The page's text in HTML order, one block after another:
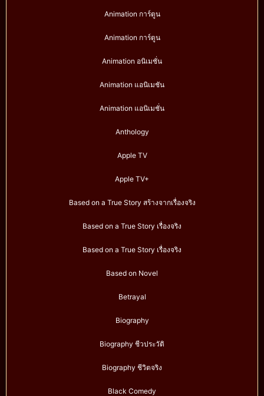
Animation การ์ตูน
Animation การ์ตูน
Animation อนิเมชั่น
Animation แอนิเมชัน
Animation แอนิเมชั่น
Anthology
Apple TV
Apple TV+
Based on a True Story สร้างจากเรื่องจริง
Based on a True Story เรื่องจริง
Based on a True Story เรื่องจริง
Based on Novel
Betrayal
Biography
Biography ชีวประวัติ
Biography ชีวิตจริง
Black Comedy